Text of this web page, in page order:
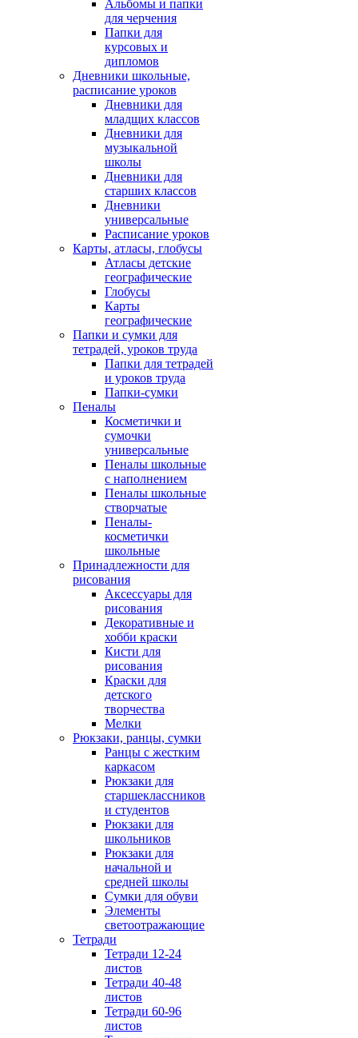
Альбомы и папки
для черчения
Папки для
курсовых и
дипломов
Дневники школьные,
расписание уроков
Дневники для
младщих классов
Дневники для
музыкальной
школы
Дневники для
старших классов
Дневники
универсальные
Расписание уроков
Карты, атласы, глобусы
Атласы детские
географические
Глобусы
Карты
географические
Папки и сумки для
тетрадей, уроков труда
Папки для тетрадей
и уроков труда
Папки-сумки
Пеналы
Косметички и
сумочки
универсальные
Пеналы школьные
с наполнением
Пеналы школьные
створчатые
Пеналы-
косметички
школьные
Принадлежности для
рисования
Аксессуары для
рисования
Декоративные и
хобби краски
Кисти для
рисования
Краски для
детского
творчества
Мелки
Рюкзаки, ранцы, сумки
Ранцы с жестким
каркасом
Рюкзаки для
старшеклассников
и студентов
Рюкзаки для
школьников
Рюкзаки для
начальной и
средней школы
Сумки для обуви
Элементы
светоотражающие
Тетради
Тетради 12-24
листов
Тетради 40-48
листов
Тетради 60-96
листов